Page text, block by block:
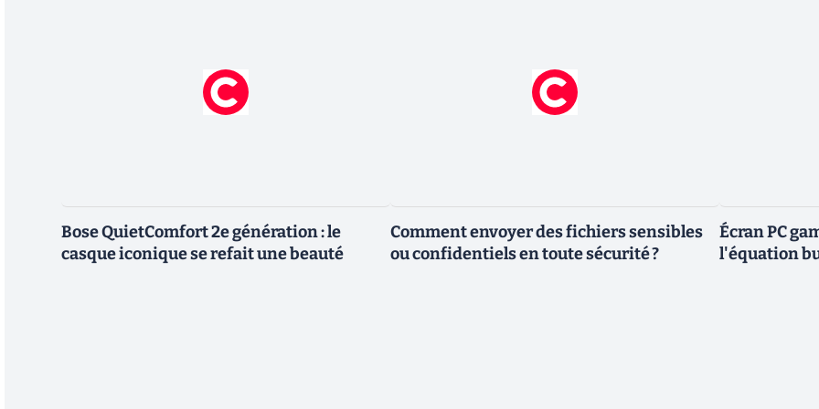
Bose QuietComfort 2e génération : le
casque iconique se refait une beauté
Comment envoyer des fichiers sensibles
ou confidentiels en toute sécurité ?
Écran PC
l'équation